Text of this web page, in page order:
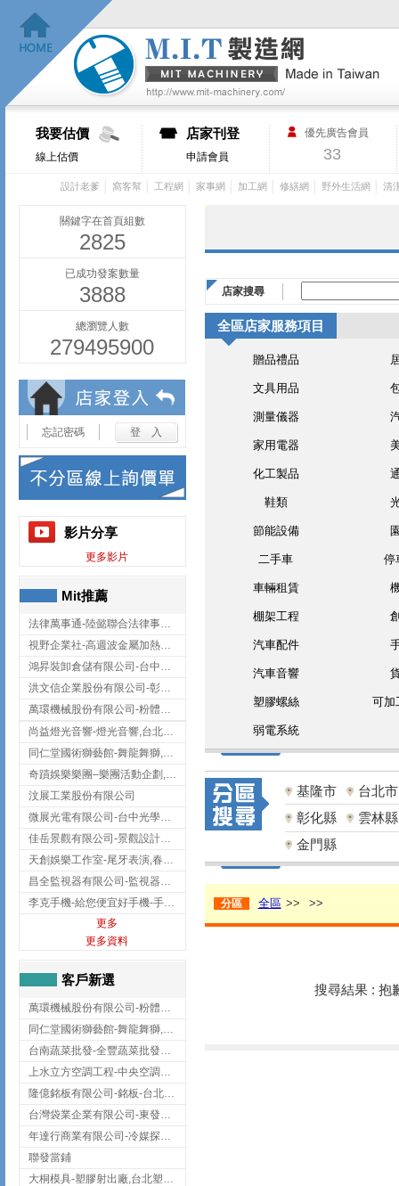
我要估價
線上估價
店家刊登
申請會員
優先廣告會員
33
設計老爹 窩客幫 工程網 家事網 加工網 修繕網 野外生活網 清
關鍵字在首頁組數
2825
已成功發案數量
3888
總瀏覽人數
279495900
忘記密碼
影片分享
更多影片
Mit推薦
法律萬事通-陸懿聯合法律事務所
視野企業社-高週波金屬加熱設備,彰化高週波金屬加熱設備
鴻昇裝卸倉儲有限公司-台中貨櫃裝卸
洪文信企業股份有限公司-彰化鋅合金鑄造,彰化五金加工,彰化五金配件
萬環機械股份有限公司-粉體塗裝設備,輸送機,輸送機設備,台南輸送機
尚益燈光音響-燈光音響,台北燈光音響,台北燈光音響出租
同仁堂國術獅藝館-舞龍舞獅,台中舞龍舞獅
奇蹟娛樂樂團–樂團活動企劃,台中樂團表演,台中婚禮樂團
汶展工業股份有限公司
微展光電有限公司-台中光學鍍膜,optical filter taiwan,台灣光學鍍膜
佳岳景觀有限公司-景觀設計公司,台北景觀設計,台北景觀工程,中山區景觀設計
天創娛樂工作室-尾牙表演,春酒表演,板橋尾牙表演
昌全監視器有限公司-監視器安裝,高雄監視器安裝,鳳山區監視器安裝
李克手機-給您便宜好手機-手機收購,屏東手機收購
更多
更多資料
客戶新選
萬環機械股份有限公司-粉體塗裝設備,輸送機,輸送機設備,台南輸送機
同仁堂國術獅藝館-舞龍舞獅,台中舞龍舞獅
台南蔬菜批發-全豐蔬菜批發專送/台南蔬菜箱宅配到府
上水立方空調工程-中央空調規劃,台北中央空調規劃
隆億銘板有限公司-銘板-台北銘板-板橋銘板
台灣袋業企業有限公司-東發企業社/台中太空袋/太空包
年達行商業有限公司-冷媒探漏儀,壓力錶組,真空泵浦,台北冷凍空調材料
聯發當鋪
大桐模具-塑膠射出廠,台北塑膠射出廠
店家搜尋
全區店家服務項目
贈品禮品
文具用品
測量儀器
家用電器
化工製品
鞋類
節能設備
二手車 停
車輛租賃
棚架工程
汽車配件
汽車音響
塑膠螺絲 可加
弱電系統
基隆市
台北市
彰化縣
雲林縣
金門縣
分區 全區 >> >>
搜尋結果 : 抱